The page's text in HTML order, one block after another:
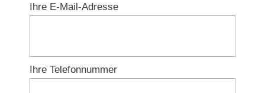
Ihre E-Mail-Adresse
Ihre Telefonnummer